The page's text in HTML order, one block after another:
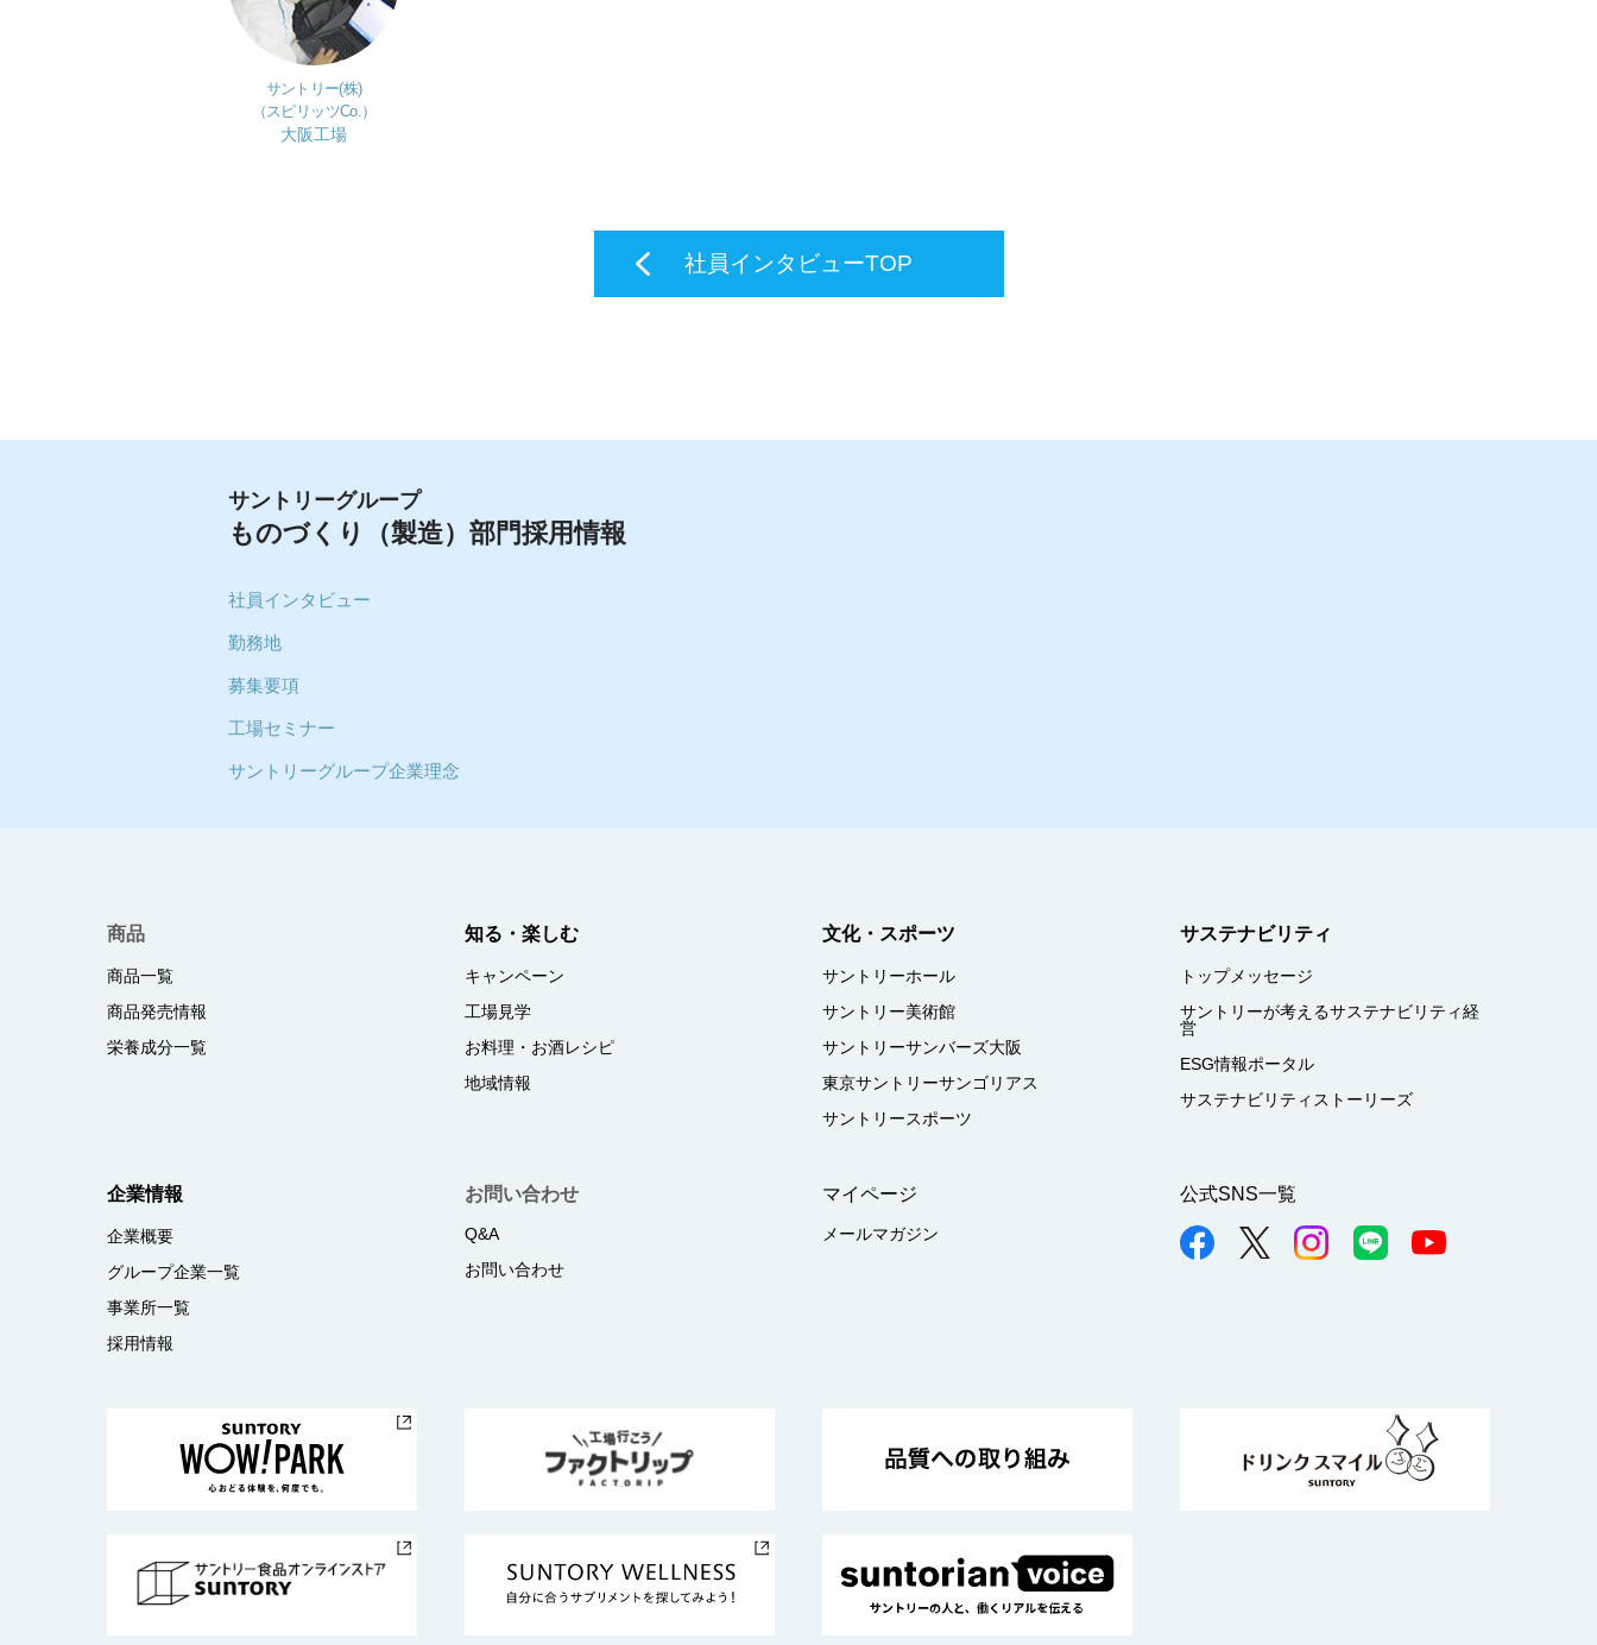
サントリー(株)
（スピリッツCo.）
大阪工場
社員インタビューTOP
サントリーグループ
ものづくり（製造）部門採用情報
社員インタビュー
勤務地
募集要項
工場セミナー
サントリーグループ企業理念
商品
商品一覧
商品発売情報
栄養成分一覧
知る・楽しむ
キャンペーン
工場見学
お料理・お酒レシピ
地域情報
文化・スポーツ
サントリーホール
サントリー美術館
サントリーサンバーズ大阪
東京サントリーサンゴリアス
サントリースポーツ
サステナビリティ
トップメッセージ
サントリーが考えるサステナビリティ経
営
ESG情報ポータル
サステナビリティストーリーズ
企業情報
企業概要
グループ企業一覧
事業所一覧
採用情報
お問い合わせ
Q&A
お問い合わせ
マイページ
メールマガジン
公式SNS一覧